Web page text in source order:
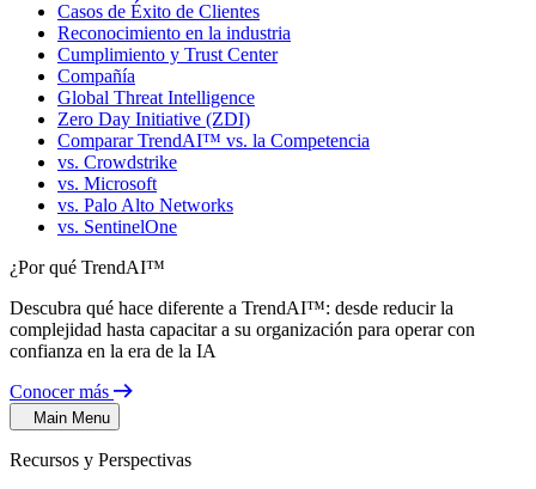
Casos de Éxito de Clientes
Reconocimiento en la industria
Cumplimiento y Trust Center
Compañía
Global Threat Intelligence
Zero Day Initiative (ZDI)
Comparar TrendAI™ vs. la Competencia
vs. Crowdstrike
vs. Microsoft
vs. Palo Alto Networks
vs. SentinelOne
¿Por qué TrendAI™
Descubra qué hace diferente a TrendAI™: desde reducir la
complejidad hasta capacitar a su organización para operar con
confianza en la era de la IA
Conocer más
Main Menu
Recursos y Perspectivas